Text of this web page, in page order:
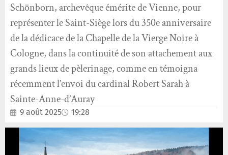
Schönborn, archevêque émérite de Vienne, pour
représenter le Saint-Siège lors du 350e anniversaire
de la dédicace de la Chapelle de la Vierge Noire à
Cologne, dans la continuité de son attachement aux
grands lieux de pèlerinage, comme en témoigna
récemment l’envoi du cardinal Robert Sarah à
Sainte-Anne-d’Auray
9 août 2025 19:28